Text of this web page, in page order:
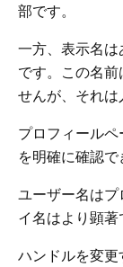
部です。
一方、表示名
です。この名
せんが、それは
プロフィール
を明確に確認で
ユーザー名は
イ名はより顕著
ハンドルを変